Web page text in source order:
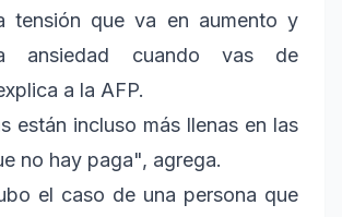
tensión que va en aumento y
ansiedad cuando vas de
a la AFP.
están incluso más llenas en las
no hay paga", agrega.
el caso de una persona que